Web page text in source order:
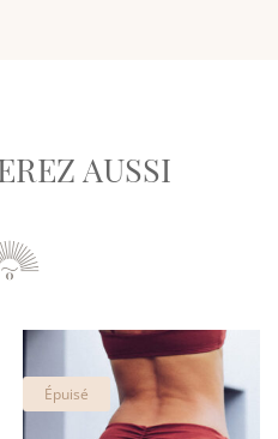
AUSSI
Épuisé